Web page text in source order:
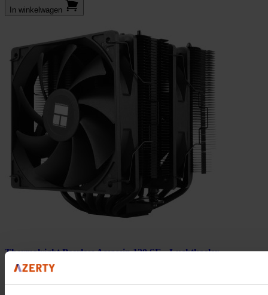
In winkel­wagen
Thermalright Peerless Assassin 120 SE - Luchtkoeler